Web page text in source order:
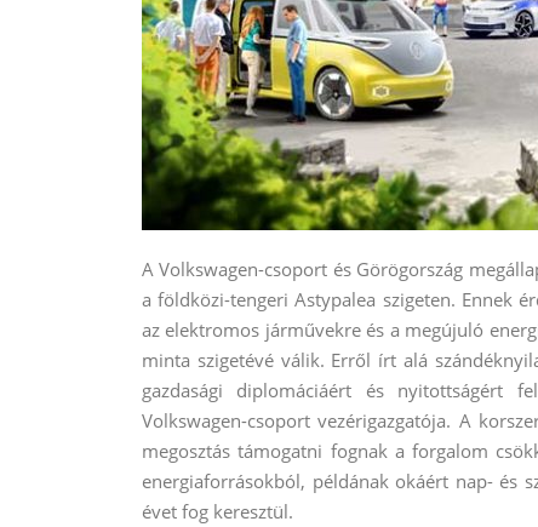
A Volkswagen-csoport és Görögország
a földközi-tengeri Astypalea szigeten. Ennek
az elektromos járművekre és a megújuló
minta szigetévé válik. Erről írt alá
gazdasági diplomáciáért és nyitottságért
Volkswagen-csoport vezérigazgatója. A
megosztás támogatni fognak a forgalom
energiaforrásokból, példának okáért nap- és
évet fog keresztül.